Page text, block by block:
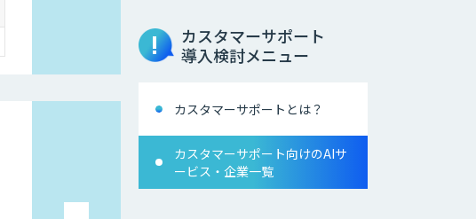
カスタマーサポート
導入検討メニュー
カスタマーサポートとは？
カスタマーサポート向けのAIサ
ービス・企業一覧